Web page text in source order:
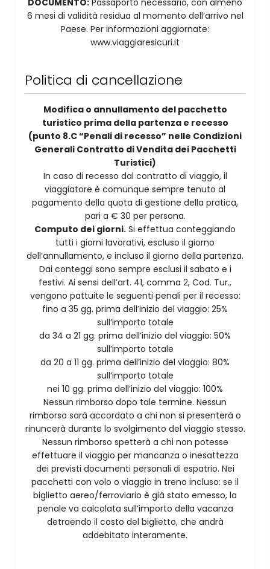
6 mesi di validità residua al momento dell’arrivo nel
Paese. Per informazioni aggiornate:
www.viaggiaresicuri.it
Politica di cancellazione
Modifica o annullamento del pacchetto
turistico prima della partenza e recesso
(punto 8.C “Penali di recesso” nelle Condizioni
Generali Contratto di Vendita dei Pacchetti
Turistici)
In caso di recesso dal contratto di viaggio, il
viaggiatore è comunque sempre tenuto al
pagamento della quota di gestione della pratica,
pari a € 30 per persona.
Computo dei giorni. Si effettua conteggiando
tutti i giorni lavorativi, escluso il giorno
dell’annullamento, e incluso il giorno della partenza.
Dai conteggi sono sempre esclusi il sabato e i
festivi. Ai sensi dell’art. 41, comma 2, Cod. Tur.,
vengono pattuite le seguenti penali per il recesso:
fino a 35 gg. prima dell’inizio del viaggio: 25%
sull’importo totale
da 34 a 21 gg. prima dell’inizio del viaggio: 50%
sull’importo totale
da 20 a 11 gg. prima dell’inizio del viaggio: 80%
sull’importo totale
nei 10 gg. prima dell’inizio del viaggio: 100%
Nessun rimborso dopo tale termine. Nessun
rimborso sarà accordato a chi non si presenterà o
rinuncerà durante lo svolgimento del viaggio stesso.
Nessun rimborso spetterà a chi non potesse
effettuare il viaggio per mancanza o inesattezza
dei previsti documenti personali di espatrio. Nei
pacchetti con volo o viaggio in treno incluso: se il
biglietto aereo/ferroviario è già stato emesso, la
penale va calcolata sull’importo della vacanza
detraendo il costo del biglietto, che andrà
addebitato interamente.